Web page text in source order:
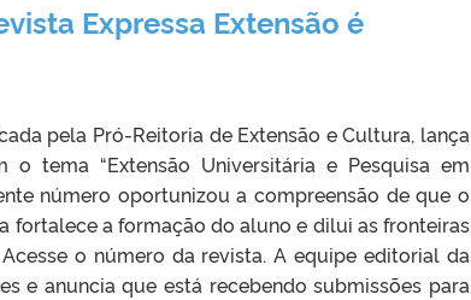
Expressa Extensão é
pela Pró-Reitoria de Extensão e Cultura, lança
tema “Extensão Universitária e Pesquisa em
número oportunizou a compreensão de que o
fortalece a formação do aluno e dilui as fronteiras
o número da revista. A equipe editorial da
e anuncia que está recebendo submissões para